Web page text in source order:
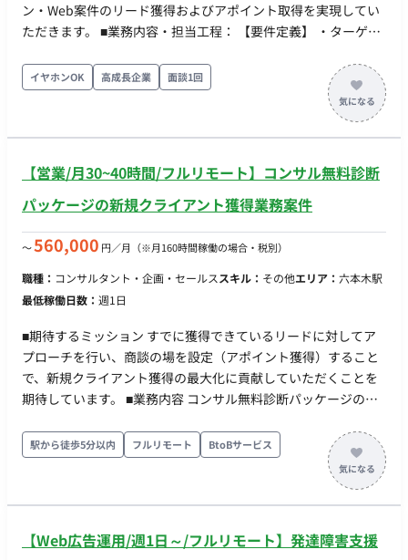
ン・Web案件のリード獲得およびアポイント取得を実現してい
ただきます。 ■業務内容・担当工程： 【要件定義】 ・ターゲッ
セールス等のアプローチ実行 ・商談の実施、および代表へのリ
ードのトスアップ ■チーム体制： ・代表（企画・PM担当）：1
ら相談可能） ・リモート稼働：可能 ・フレックス稼働：可能
イヤホンOK 高成長企業 面談1回
【営業/月30~40時間/フルリモート】コンサル無料診断
パッケージの新規クライアント獲得業務案件
〜560,000 円／月 （※月160時間稼働の場合・税別）
職種： コンサルタント・企画・セールススキル： その他エリア： 六本木駅
最低稼働日数： 週1日
■期待するミッション すでに獲得できているリードに対してア
プローチを行い、商談の場を設定（アポイント獲得）すること
で、新規クライアント獲得の最大化に貢献していただくことを
期待しています。 ■業務内容 コンサル無料診断パッケージの新
みのリードに対するアプローチ、および商談の設定（アポイン
ト獲得）が中心となります。 ※アポイント獲得はご自身の携帯
電話を想定しております。 ※受注後の一部デリバリーをお任せ
する可能性もございます。 ※成果に応じたインセンティブ支給
リモート ・フレックス可
駅から徒歩5分以内 フルリモート BtoBサービス
【Web広告運用/週1日～/フルリモート】発達障害支援